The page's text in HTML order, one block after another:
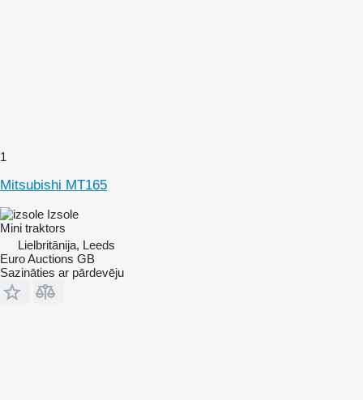
1
Mitsubishi MT165
Izsole
Mini traktors
Lielbritānija, Leeds
Euro Auctions GB
Sazināties ar pārdevēju